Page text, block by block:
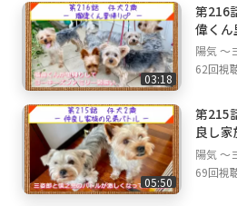
03:18
第216
陽気 ～
62回視
05:50
第
良し
陽気 ～
69回視